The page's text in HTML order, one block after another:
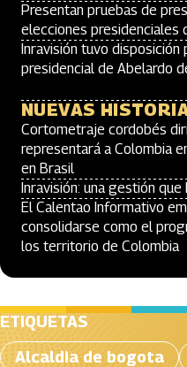
Presentan pruebas de
elecciones presidenciales
Inravisión tuvo
presidencial de Abelardo
NUEVAS
Cortometraje cordobés
representará a Colombia
en Brasil
Inravisión: una gestión
El Calentao Informativo
consolidarse como el
los territorio de Colombia
ETIQUETAS
Alcaldia de bogota